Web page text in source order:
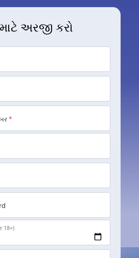
અરજી કરો
*
18+)